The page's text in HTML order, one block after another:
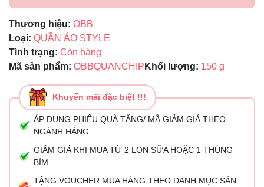
Thương hiệu: OBB
Loại: QUẦN ÁO STYLE
Tình trạng: Còn hàng
Mã sản phẩm: OBBQUANCHIP Khối lượng: 150 g
Khuyến mãi đặc biệt !!!
ÁP DỤNG PHIẾU QUÀ TẶNG/ MÃ GIẢM GIÁ THEO
NGÀNH HÀNG
GIẢM GIÁ KHI MUA TỪ 2 LON SỮA HOẶC 1 THÙNG
BỈM
TẶNG VOUCHER MUA HÀNG THEO DANH MỤC SẢN